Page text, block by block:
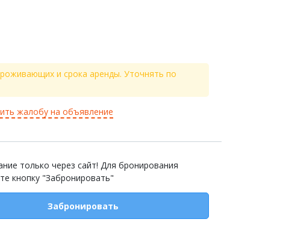
и срока аренды. Уточнять по
жалобу на объявление
только через сайт! Для бронирования
кнопку "Забронировать"
Забронировать